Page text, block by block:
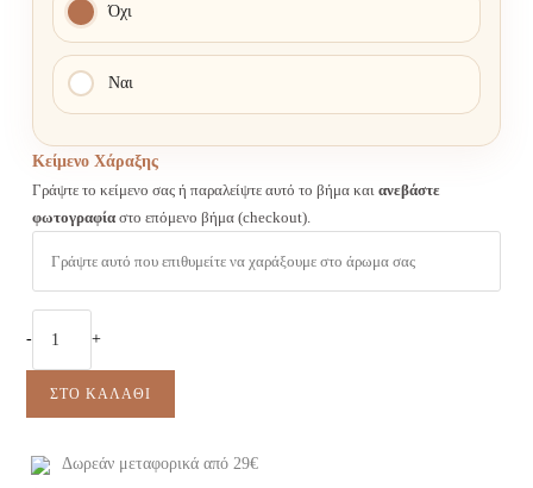
Όχι
Ναι
Κείμενο Χάραξης
Γράψτε το κείμενο σας ή παραλείψτε αυτό το βήμα καιανεβάστε
φωτογραφία στο επόμενο βήμα (checkout).
- +
ΣΤΟ ΚΑΛΆΘΙ
Δωρεάν μεταφορικά από 29€